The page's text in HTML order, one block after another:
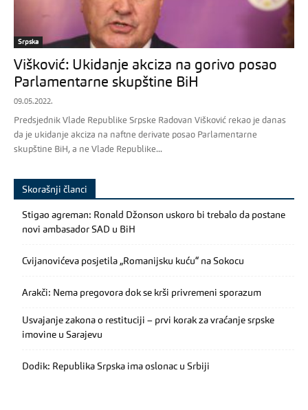
Srpska
Višković: Ukidanje akciza na gorivo posao
Parlamentarne skupštine BiH
09.05.2022.
Predsjednik Vlade Republike Srpske Radovan Višković rekao je danas
da je ukidanje akciza na naftne derivate posao Parlamentarne
skupštine BiH, a ne Vlade Republike...
Skorašnji članci
Stigao agreman: Ronald Džonson uskoro bi trebalo da postane
novi ambasador SAD u BiH
Cvijanovićeva posjetila „Romanijsku kuću“ na Sokocu
Arakči: Nema pregovora dok se krši privremeni sporazum
Usvajanje zakona o restituciji – prvi korak za vraćanje srpske
imovine u Sarajevu
Dodik: Republika Srpska ima oslonac u Srbiji